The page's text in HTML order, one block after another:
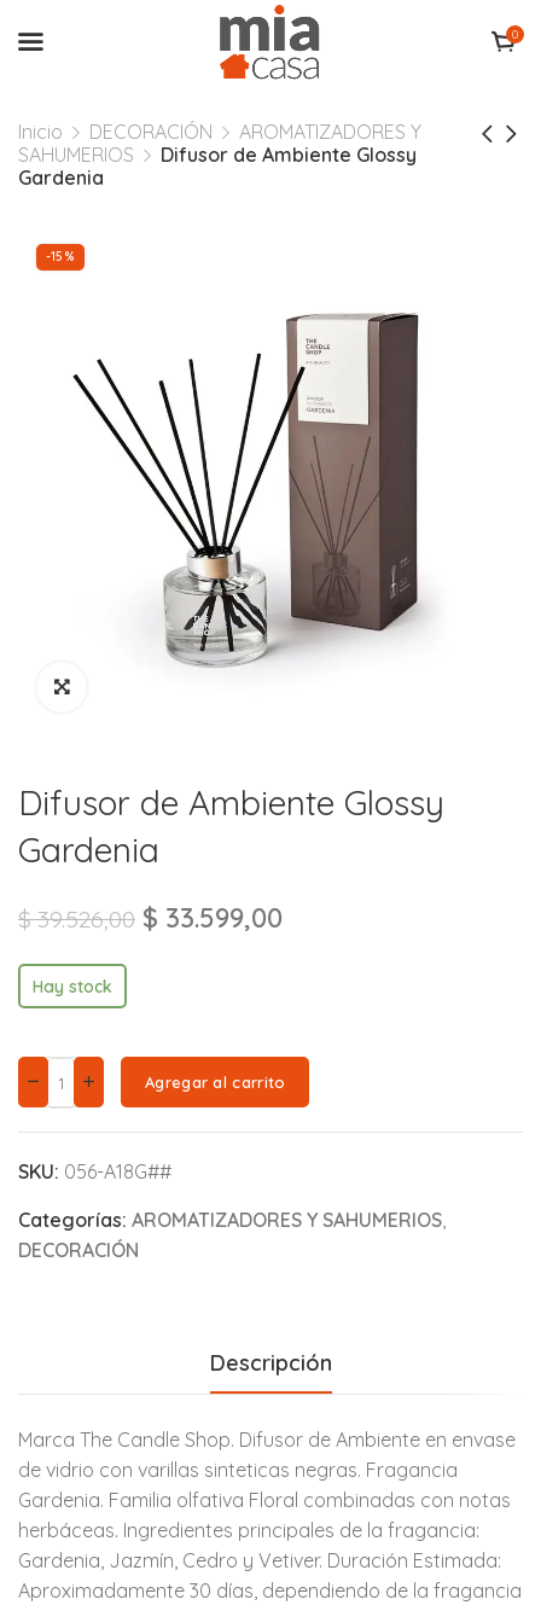
0
Inicio DECORACIÓN
AROMATIZADORES Y
SAHUMERIOS
Difusor de Ambiente Glossy
Gardenia
-15%
Difusor de Ambiente Glossy
Gardenia
$39.526,00 $ 33.599,00
Hay stock
Agregar al carrito
SKU: 056-A18G##
Categorías: AROMATIZADORES Y SAHUMERIOS,
DECORACIÓN
Descripción
Marca The Candle Shop. Difusor de Ambiente en envase
de vidrio con varillas sinteticas negras. Fragancia
Gardenia. Familia olfativa Floral combinadas con notas
herbáceas. Ingredientes principales de la fragancia:
Gardenia, Jazmín, Cedro y Vetiver. Duración Estimada:
Aproximadamente 30 días, dependiendo de la fragancia